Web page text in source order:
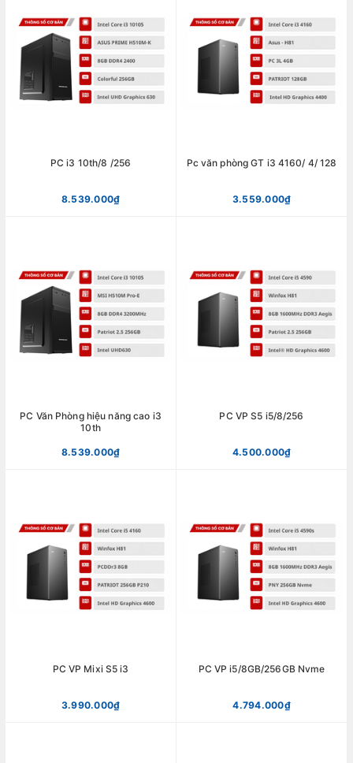
PC i3 10th/8 /256
8.539.000₫
Pc văn phòng GT i3 4160/ 4/ 128
3.559.000₫
PC Văn Phòng hiệu năng cao i3
10th
8.539.000₫
PC VP S5 i5/8/256
4.500.000₫
PC VP Mixi S5 i3
3.990.000₫
PC VP i5/8GB/256GB Nvme
4.794.000₫